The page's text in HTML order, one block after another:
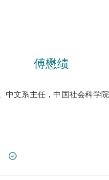
傅懋绩
中文系主任，中国社会科